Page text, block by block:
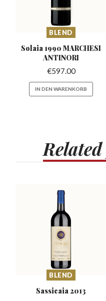
BLEND
Solaia 1990 MARCHESI
ANTINORI
€597.00
IN DEN WARENKORB
Related
BLEND
Sassicaia 2013